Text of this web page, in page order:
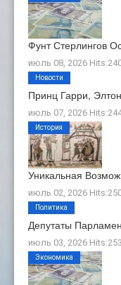
Фунт Стерлингов
июль 08, 2026
Принц Гарри,
июль 07, 2026
Новости
Уникальная
июль 02, 2026
История
Депутаты
июль 03, 2026 Hits:253
Политика
Экономика